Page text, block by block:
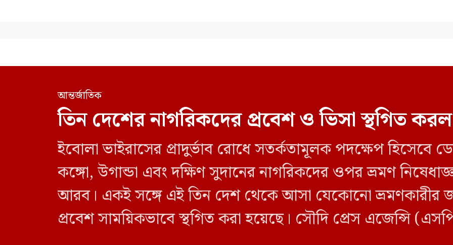
আন্তর্জাতিক
তিন দেশের নাগরিকদের প্রবেশ ও ভিসা স্থগিত
ইবোলা ভাইরাসের প্রাদুর্ভাব রোধে সতর্কতামূলক পদক্ষেপ হিসেবে
কঙ্গো, উগান্ডা এবং দক্ষিণ সুদানের নাগরিকদের ওপর ভ্রমণ
আরব। একই সঙ্গে এই তিন দেশ থেকে আসা যেকোনো ভ্রমণকারীর
প্রবেশ সাময়িকভাবে স্থগিত করা হয়েছে। সৌদি প্রেস এজেন্সি